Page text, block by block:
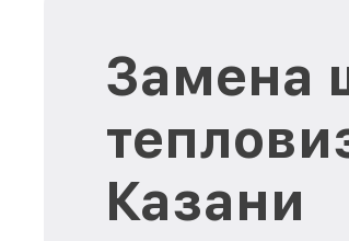
Замена
Казани